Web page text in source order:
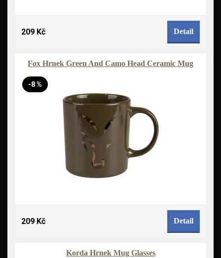
209 Kč Detail
Fox Hrnek Green And Camo Head Ceramic Mug
-8 %
209 Kč Detail
Korda Hrnek Mug Glasses